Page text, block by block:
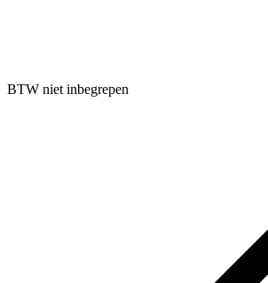
BTW niet inbegrepen